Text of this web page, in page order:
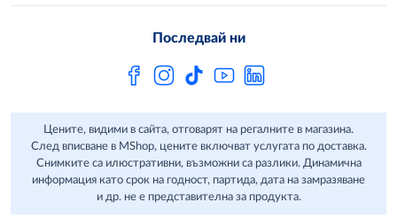
Последвай ни
Цените, видими в сайта, отговарят на регалните в магазина.
След вписване в MShop, цените включват услугата по доставка.
Снимките са илюстративни, възможни са разлики. Динамична
информация като срок на годност, партида, дата на замразяване
и др. не е представителна за продукта.